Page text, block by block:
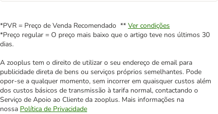
*PVR = Preço de Venda Recomendado ** Ver condições
*Preço regular = O preço mais baixo que o artigo teve nos últimos 30
dias.
A zooplus tem o direito de utilizar o seu endereço de email para
publicidade direta de bens ou serviços próprios semelhantes. Pode
opor-se a qualquer momento, sem incorrer em quaisquer custos além
dos custos básicos de transmissão à tarifa normal, contactando o
Serviço de Apoio ao Cliente da zooplus. Mais informações na
nossa Política de Privacidade